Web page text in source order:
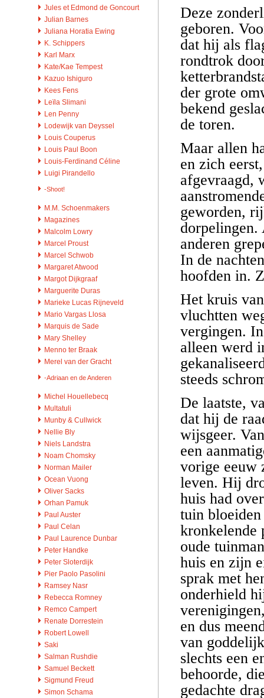
Jules et Edmond de Goncourt
Julian Barnes
Juliana Horatia Ewing
K. Schippers
Karl Marx
Kate/Kae Tempest
Kazuo Ishiguro
Kees Fens
Leïla Slimani
Len Penny
Lodewijk van Deyssel
Louis Couperus
Louis Paul Boon
Louis-Ferdinand Céline
Luigi Pirandello
-Shoot!
M.M. Schoenmakers
Magazines
Malcolm Lowry
Marcel Proust
Marcel Schwob
Margaret Atwood
Margot Dijkgraaf
Marguerite Duras
Marieke Lucas Rijneveld
Mario Vargas Llosa
Marquis de Sade
Mary Shelley
Menno ter Braak
Merel van der Gracht
-Adriaan en de Anderen
Michel Houellebecq
Multatuli
Munby & Cullwick
Nellie Bly
Niels Landstra
Noam Chomsky
Norman Mailer
Ocean Vuong
Oliver Sacks
Orhan Pamuk
Paul Auster
Paul Celan
Paul Laurence Dunbar
Peter Handke
Peter Sloterdijk
Pier Paolo Pasolini
Ramsey Nasr
Rebecca Romney
Remco Campert
Renate Dorrestein
Robert Lowell
Saki
Salman Rushdie
Samuel Beckett
Sigmund Freud
Simon Schama
Deze
geboren.
dat hij als
rondtrok
der grote
bekend
de toren.
Maar allen
en zich
afgevraagd,
geworden,
dorpelingen.
anderen
In de
hoofden in.
Het kruis
vluchtten
vergingen.
alleen werd
steeds
De laatste,
dat hij de
wijsgeer.
een
vorige eeuw
leven. Hij
huis had
tuin
kronkelende
oude
huis en zijn
sprak met
onderhield
en dus
van
slechts een
behoorde,
gedachte